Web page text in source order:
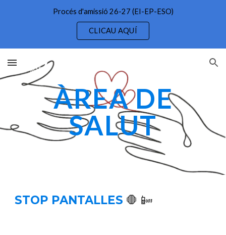
Procés d'amissió 26-27 (EI-EP-ESO)
CLICAU AQUÍ
ÀREA DE
SALUT
STOP PANTALLES 🛑 📴